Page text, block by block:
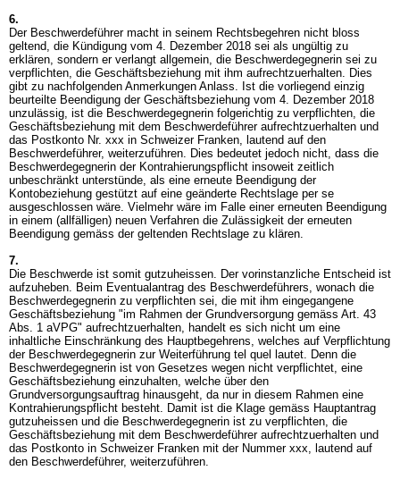
6.
Der Beschwerdeführer macht in seinem Rechtsbegehren nicht bloss
geltend, die Kündigung vom 4. Dezember 2018 sei als ungültig zu
erklären, sondern er verlangt allgemein, die Beschwerdegegnerin sei zu
verpflichten, die Geschäftsbeziehung mit ihm aufrechtzuerhalten. Dies
gibt zu nachfolgenden Anmerkungen Anlass. Ist die vorliegend einzig
beurteilte Beendigung der Geschäftsbeziehung vom 4. Dezember 2018
unzulässig, ist die Beschwerdegegnerin folgerichtig zu verpflichten, die
Geschäftsbeziehung mit dem Beschwerdeführer aufrechtzuerhalten und
das Postkonto Nr. xxx in Schweizer Franken, lautend auf den
Beschwerdeführer, weiterzuführen. Dies bedeutet jedoch nicht, dass die
Beschwerdegegnerin der Kontrahierungspflicht insoweit zeitlich
unbeschränkt unterstünde, als eine erneute Beendigung der
Kontobeziehung gestützt auf eine geänderte Rechtslage per se
ausgeschlossen wäre. Vielmehr wäre im Falle einer erneuten Beendigung
in einem (allfälligen) neuen Verfahren die Zulässigkeit der erneuten
Beendigung gemäss der geltenden Rechtslage zu klären.
7.
Die Beschwerde ist somit gutzuheissen. Der vorinstanzliche Entscheid ist
aufzuheben. Beim Eventualantrag des Beschwerdeführers, wonach die
Beschwerdegegnerin zu verpflichten sei, die mit ihm eingegangene
Geschäftsbeziehung "im Rahmen der Grundversorgung gemäss Art. 43
Abs. 1 aVPG" aufrechtzuerhalten, handelt es sich nicht um eine
inhaltliche Einschränkung des Hauptbegehrens, welches auf Verpflichtung
der Beschwerdegegnerin zur Weiterführung tel quel lautet. Denn die
Beschwerdegegnerin ist von Gesetzes wegen nicht verpflichtet, eine
Geschäftsbeziehung einzuhalten, welche über den
Grundversorgungsauftrag hinausgeht, da nur in diesem Rahmen eine
Kontrahierungspflicht besteht. Damit ist die Klage gemäss Hauptantrag
gutzuheissen und die Beschwerdegegnerin ist zu verpflichten, die
Geschäftsbeziehung mit dem Beschwerdeführer aufrechtzuerhalten und
das Postkonto in Schweizer Franken mit der Nummer xxx, lautend auf
den Beschwerdeführer, weiterzuführen.